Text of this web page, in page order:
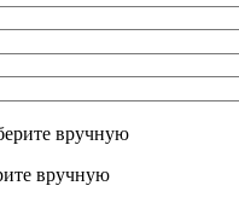
вручную